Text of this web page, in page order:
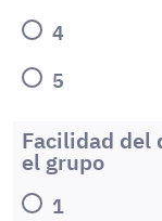
4
5
Facilidad del
el grupo
1